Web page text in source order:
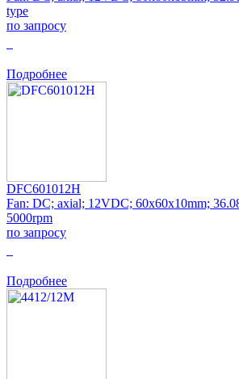
type
по запросу
Подробнее
DFC601012H
Fan: DC; axial; 12VDC; 60x60x10mm;
5000rpm
по запросу
Подробнее